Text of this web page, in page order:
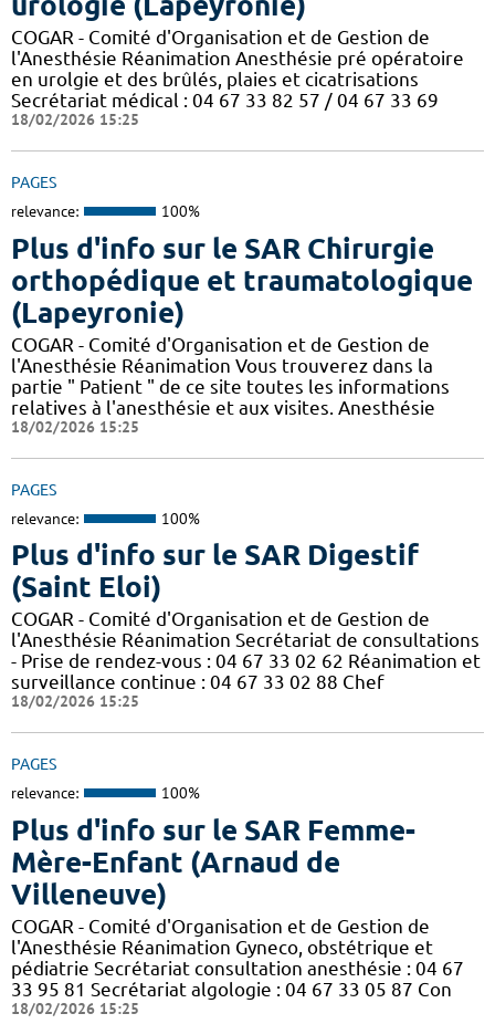
COGAR - Comité d'Organisation et de Gestion de
l'Anesthésie Réanimation Anesthésie pré opératoire
en urolgie et des brûlés, plaies et cicatrisations
Secrétariat médical : 04 67 33 82 57 / 04 67 33 69
18/02/2026 15:25
PAGES
relevance: 100%
Plus d'info sur le SAR Chirurgie
orthopédique et traumatologique
(Lapeyronie)
COGAR - Comité d'Organisation et de Gestion de
l'Anesthésie Réanimation Vous trouverez dans la
partie " Patient " de ce site toutes les informations
relatives à l'anesthésie et aux visites. Anesthésie
18/02/2026 15:25
PAGES
relevance: 100%
Plus d'info sur le SAR Digestif
(Saint Eloi)
COGAR - Comité d'Organisation et de Gestion de
l'Anesthésie Réanimation Secrétariat de consultations
- Prise de rendez-vous : 04 67 33 02 62 Réanimation et
surveillance continue : 04 67 33 02 88 Chef
18/02/2026 15:25
PAGES
relevance: 100%
Plus d'info sur le SAR Femme-
Mère-Enfant (Arnaud de
Villeneuve)
COGAR - Comité d'Organisation et de Gestion de
l'Anesthésie Réanimation Gyneco, obstétrique et
pédiatrie Secrétariat consultation anesthésie : 04 67
33 95 81 Secrétariat algologie : 04 67 33 05 87 Con
18/02/2026 15:25